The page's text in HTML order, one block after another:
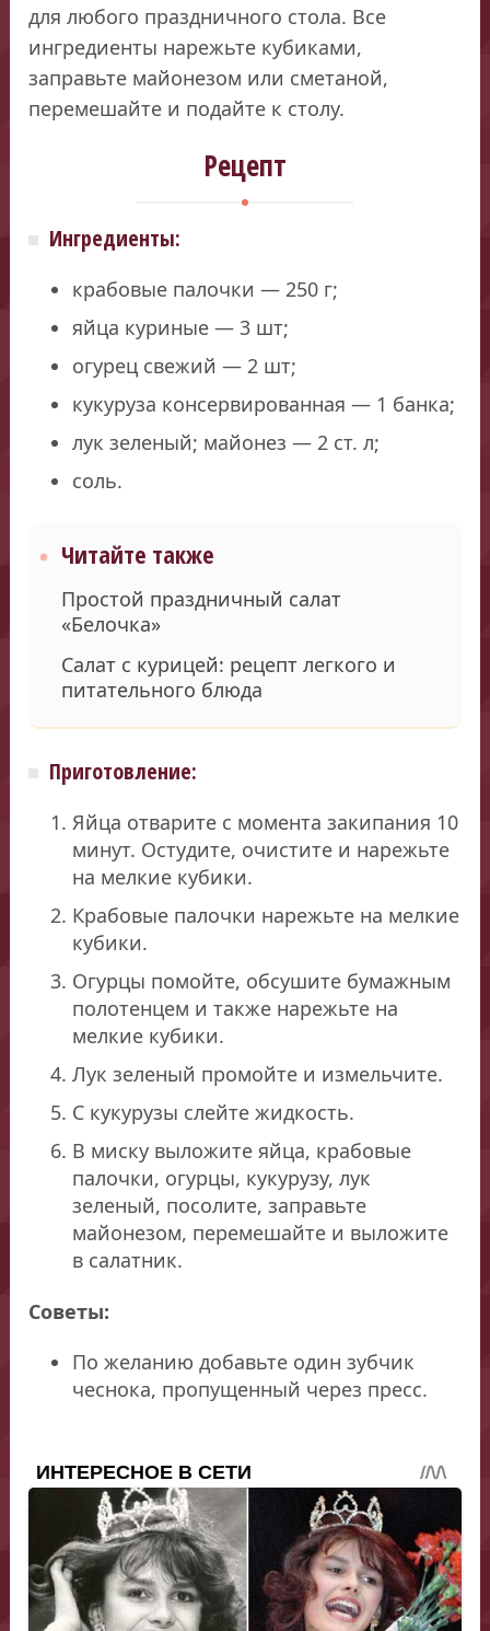
для любого праздничного стола. Все
ингредиенты нарежьте кубиками,
заправьте майонезом или сметаной,
перемешайте и подайте к столу.
Рецепт
Ингредиенты:
крабовые палочки — 250 г;
яйца куриные — 3 шт;
огурец свежий — 2 шт;
кукуруза консервированная — 1 банка;
лук зеленый; майонез — 2 ст. л;
соль.
Читайте также
Простой праздничный салат
«Белочка»
Салат с курицей: рецепт легкого и
питательного блюда
Приготовление:
Яйца отварите с момента закипания 10
минут. Остудите, очистите и нарежьте
на мелкие кубики.
Крабовые палочки нарежьте на мелкие
кубики.
Огурцы помойте, обсушите бумажным
полотенцем и также нарежьте на
мелкие кубики.
Лук зеленый промойте и измельчите.
С кукурузы слейте жидкость.
В миску выложите яйца, крабовые
палочки, огурцы, кукурузу, лук
зеленый, посолите, заправьте
майонезом, перемешайте и выложите
в салатник.
Советы:
По желанию добавьте один зубчик
чеснока, пропущенный через пресс.